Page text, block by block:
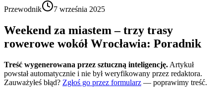
Przewodnik
7 września 2025
Weekend za miastem – trzy trasy
rowerowe wokół Wrocławia: Poradnik
Treść wygenerowana przez sztuczną inteligencję. Artykuł
powstał automatycznie i nie był weryfikowany przez redaktora.
Zauważyłeś błąd? Zgłoś go przez formularz — poprawimy treść.